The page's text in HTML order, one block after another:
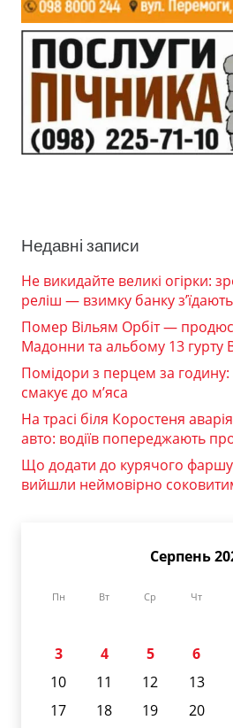
Недавні записи
Не викидайте великі огірки:
реліш — взимку банку
Помер Вільям Орбіт —
Мадонни та альбому 13 гурту
Помідори з перцем за годину:
смакує до м’яса
На трасі біля Коростеня
авто: водіїв попереджають
Що додати до курячого
вийшли неймовірно
Серпень
Пн Вт Ср Чт
3
4 5 6
10
11 12 13
17
18 19 20